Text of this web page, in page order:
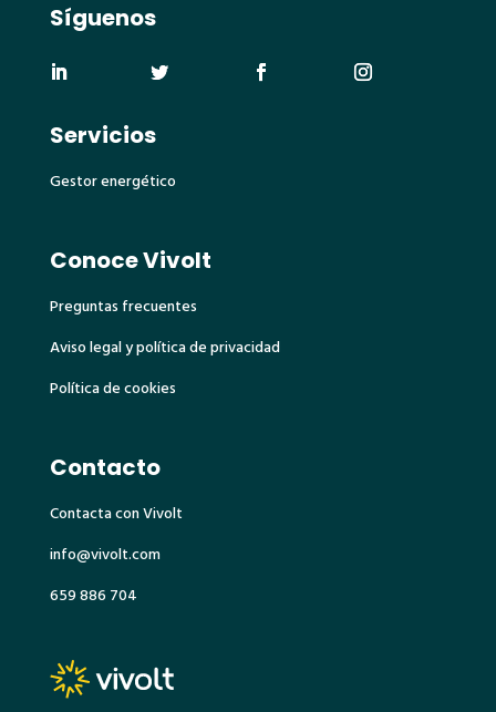
Servicios
Gestor energético
Conoce Vivolt
Preguntas frecuentes
Aviso legal y política de privacidad
Política de cookies
Contacto
Contacta con Vivolt
info@vivolt.com
659 886 704
Síguenos